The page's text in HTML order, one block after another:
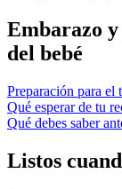
Embarazo
del bebé
Preparación para el
Qué esperar de tu
Qué debes saber
Listos